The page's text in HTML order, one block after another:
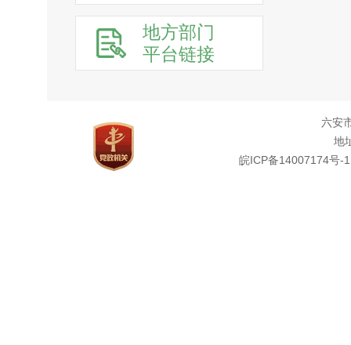
地方部门
平台链接
六安
地
皖ICP备14007174号-1